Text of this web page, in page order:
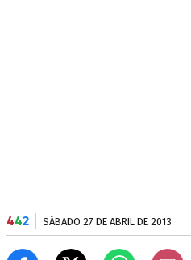
442 SÁBADO 27 DE ABRIL DE 2013